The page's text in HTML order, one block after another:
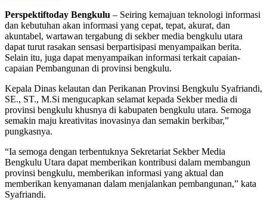
Perspektiftoday Bengkulu – Seiring kemajuan teknologi informasi
dan kebutuhan akan informasi yang cepat, tepat, akurat, dan
akuntabel, wartawan tergabung di sekber media bengkulu utara
dapat turut rasakan sensasi berpartisipasi menyampaikan berita.
Selain itu, juga dapat menyampaikan informasi terkait capaian-
capaian Pembangunan di provinsi bengkulu.
Kepala Dinas kelautan dan Perikanan Provinsi Bengkulu Syafriandi,
SE., ST., M.Si mengucapkan selamat kepada Sekber media di
provinsi bengkulu khusnya di kabupaten bengkulu utara. Semoga
semakin maju kreativitas inovasinya dan semakin berkibar,”
pungkasnya.
“Ia semoga dengan terbentuknya Sekretariat Sekber Media
Bengkulu Utara dapat memberikan kontribusi dalam membangun
provinsi bengkulu, memberikan informasi yang aktual dan
memberikan kenyamanan dalam menjalankan pembangunan,” kata
Syafriandi.